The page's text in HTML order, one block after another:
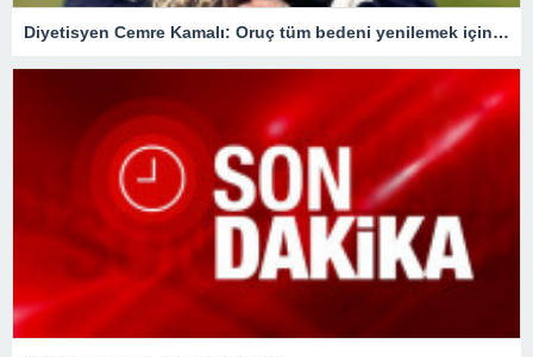
Diyetisyen Cemre Kamalı: Oruç tüm bedeni yenilemek için bir fırsat